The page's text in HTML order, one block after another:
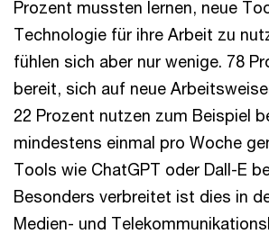
Prozent mussten lernen, neue
Technologie für ihre Arbeit zu
fühlen sich aber nur wenige. 78
bereit, sich auf neue
22 Prozent nutzen zum Beispiel
mindestens einmal pro Woche
Tools wie ChatGPT oder Dall-E
Besonders verbreitet ist dies in
Medien- und